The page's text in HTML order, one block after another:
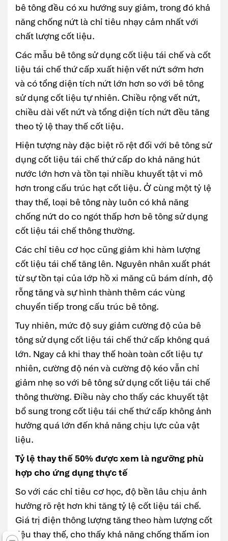
bê tông đều có xu hướng suy giảm, trong đó khả
năng chống nứt là chỉ tiêu nhạy cảm nhất với
chất lượng cốt liệu.
Các mẫu bê tông sử dụng cốt liệu tái chế và cốt
liệu tái chế thứ cấp xuất hiện vết nứt sớm hơn
và có tổng diện tích nứt lớn hơn so với bê tông
sử dụng cốt liệu tự nhiên. Chiều rộng vết nứt,
chiều dài vết nứt và tổng diện tích nứt đều tăng
theo tỷ lệ thay thế cốt liệu.
Hiện tượng này đặc biệt rõ rệt đối với bê tông sử
dụng cốt liệu tái chế thứ cấp do khả năng hút
nước lớn hơn và tồn tại nhiều khuyết tật vi mô
hơn trong cấu trúc hạt cốt liệu. Ở cùng một tỷ lệ
thay thế, loại bê tông này luôn có khả năng
chống nứt do co ngót thấp hơn bê tông sử dụng
cốt liệu tái chế thông thường.
Các chỉ tiêu cơ học cũng giảm khi hàm lượng
cốt liệu tái chế tăng lên. Nguyên nhân xuất phát
từ sự tồn tại của lớp hồ xi măng cũ bám dính, độ
rỗng tăng và sự hình thành thêm các vùng
chuyển tiếp trong cấu trúc bê tông.
Tuy nhiên, mức độ suy giảm cường độ của bê
tông sử dụng cốt liệu tái chế thứ cấp không quá
lớn. Ngay cả khi thay thế hoàn toàn cốt liệu tự
nhiên, cường độ nén và cường độ kéo vẫn chỉ
giảm nhẹ so với bê tông sử dụng cốt liệu tái chế
thông thường. Điều này cho thấy các khuyết tật
bổ sung trong cốt liệu tái chế thứ cấp không ảnh
hưởng quá lớn đến khả năng chịu lực của vật
liệu.
Tỷ lệ thay thế 50% được xem là ngưỡng phù
hợp cho ứng dụng thực tế
So với các chỉ tiêu cơ học, độ bền lâu chịu ảnh
hưởng rõ rệt hơn khi tăng tỷ lệ cốt liệu tái chế.
Giá trị điện thông lượng tăng theo hàm lượng cốt
liệu thay thế, cho thấy khả năng chống thấm ion